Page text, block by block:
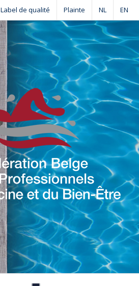
Label de qualité Plainte NL EN